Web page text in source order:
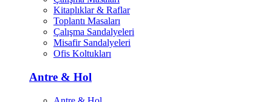
Kitaplıklar & Raflar
Toplantı Masaları
Çalışma Sandalyeleri
Misafir Sandalyeleri
Ofis Koltukları
Antre & Hol